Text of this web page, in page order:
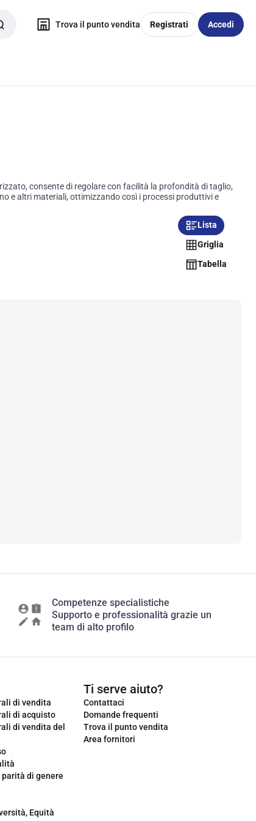
Trova il punto vendita Registrati Accedi
consente di regolare con facilità la profondità di taglio,
e altri materiali, ottimizzando così i processi produttivi e
Lista
Griglia
Tabella
Competenze specialistiche
Supporto e professionalità grazie un
team di alto profilo
di vendita
di acquisto
di vendita del
di genere
Equità
Ti serve aiuto?
Contattaci
Domande frequenti
Trova il punto vendita
Area fornitori